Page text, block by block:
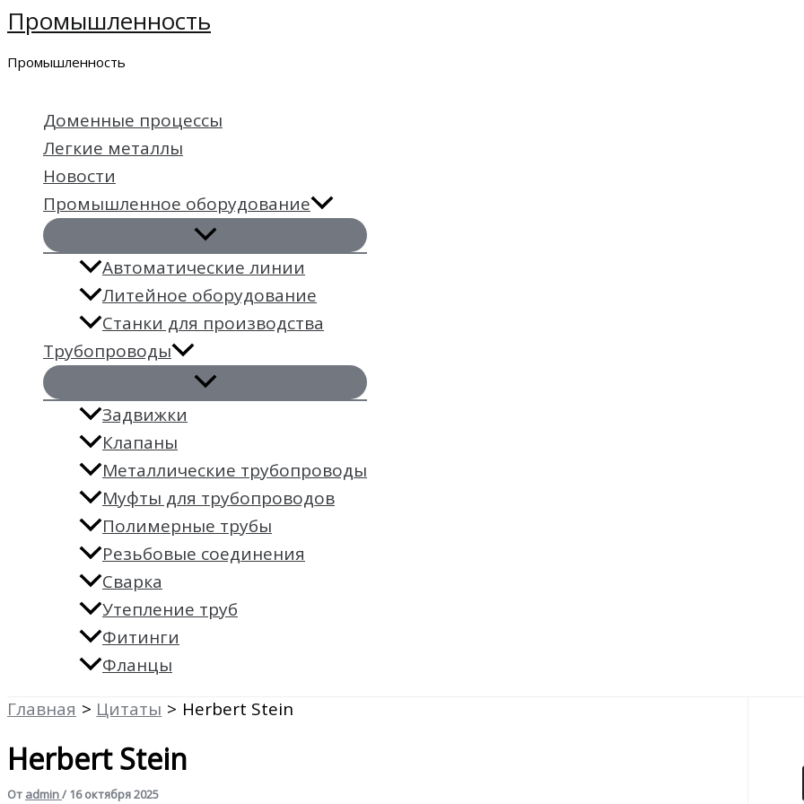
Перейти
содержимому
Промышленность
Промышленность
Доменные процессы
Легкие металлы
Новости
Промышленное оборудование
Автоматические линии
Литейное оборудование
Станки для производства
Трубопроводы
Задвижки
Клапаны
Металлические трубопроводы
Муфты для трубопроводов
Полимерные трубы
Резьбовые соединения
Сварка
Утепление труб
Фитинги
Фланцы
Главная
Цитаты Herbert Stein
Herbert Stein
От admin/ 16 октября 2025